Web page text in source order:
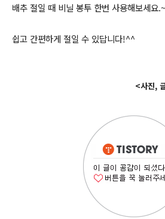
배추 절일 때 비닐 봉투 한번 사용해보세요
쉽고 간편하게 절일 수 있답니다!^^
<사진,